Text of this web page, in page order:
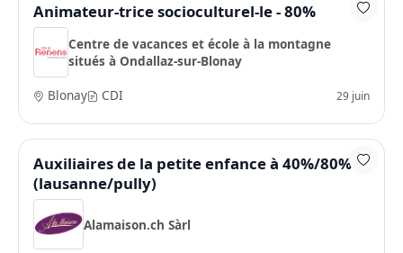
Animateur-trice socioculturel-le - 80%
Centre de vacances et école à la montagne
situés à Ondallaz-sur-Blonay
Blonay
CDI 29 juin
Auxiliaires de la petite enfance à 40%/80%
(lausanne/pully)
Alamaison.ch Sàrl